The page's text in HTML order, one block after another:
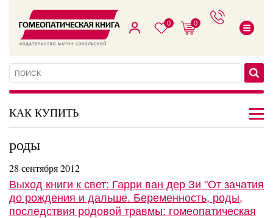
0 0
КАК КУПИТЬ
роды
28 сентября 2012
Выход книги к свет: Гарри ван дер Зи "От зачатия
до рождения и дальше. Беременность, роды,
последствия родовой травмы: гомеопатическая